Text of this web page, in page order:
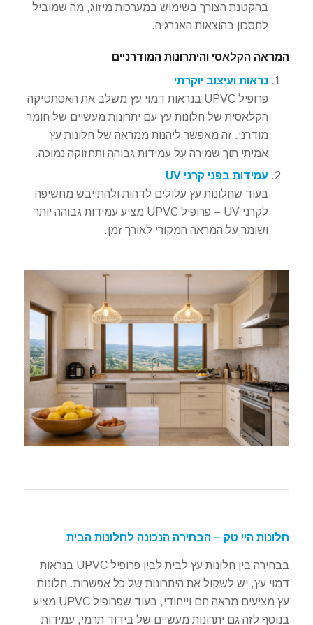
בהקטנת הצורך בשימוש במערכות מיזוג, מה שמוביל
לחסכון בהוצאות האנרגיה.
המראה הקלאסי והיתרונות המודרניים
נראות ועיצוב יוקרתי
פרופיל UPVC בנראות דמוי עץ משלב את האסתטיקה
הקלאסית של חלונות עץ עם יתרונות מעשיים של חומר
מודרני. זה מאפשר ליהנות ממראה של חלונות עץ
אמיתי תוך שמירה על עמידות גבוהה ותחזוקה נמוכה.
עמידות בפני קרני UV
בעוד שחלונות עץ עלולים לדהות ולהתייבש מחשיפה
לקרני UV – פרופיל UPVC מציע עמידות גבוהה יותר
ושומר על המראה המקורי לאורך זמן.
חלונות היי טק – הבחירה הנכונה לחלונות הבית
בבחירה בין חלונות עץ לבית לבין פרופיל UPVC בנראות
דמוי עץ, יש לשקול את היתרונות של כל אפשרות. חלונות
עץ מציעים מראה חם וייחודי, בעוד שפרופיל UPVC מציע
בנוסף לזה גם יתרונות מעשיים של בידוד תרמי, עמידות